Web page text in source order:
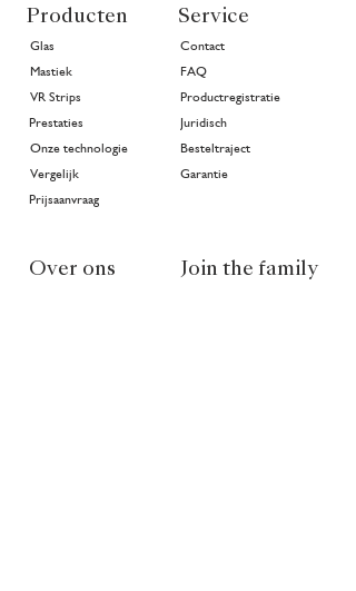
Producten
Glas
Mastiek
VR Strips
Prestaties
Onze technologie
Vergelijk
Prijsaanvraag
Service
Contact
FAQ
Productregistratie
Juridisch
Besteltraject
Garantie
Over ons Join the family